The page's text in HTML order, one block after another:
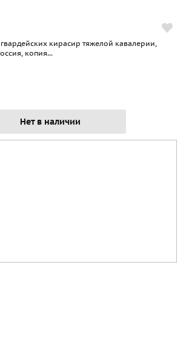
кирасир тяжелой кавалерии,
копия...
Нет в наличии